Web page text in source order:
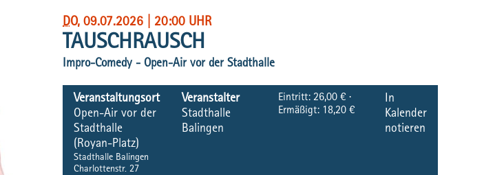
DO, 09.07.2026 20:00 UHR
TAUSCHRAUSCH
Impro-Comedy - Open-Air vor der Stadthalle
Veranstaltungsort
Open-Air vor der
Stadthalle
(Royan-Platz)
Stadthalle Balingen
Charlottenstr. 27
Veranstalter
Stadthalle
Balingen
Eintritt: 26,00 € ·
Ermäßigt: 18,20 €
In
Kalender
notieren